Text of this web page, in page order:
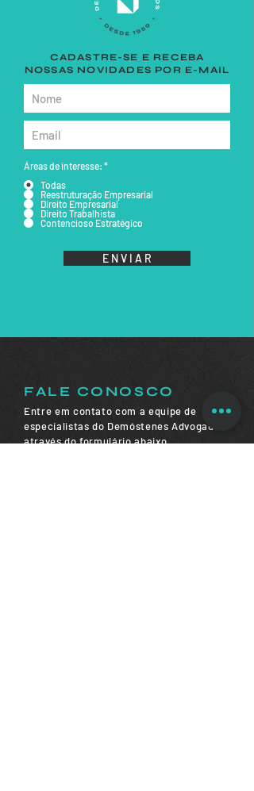
CADASTRE-SE E RECEBA
NOSSAS NOVIDADES POR E-MAIL
Áreas de interesse: *
Todas
Reestruturação Empresarial
Direito Empresarial
Direito Trabalhista
Contencioso Estratégico
E N V I A R
FALE CONOSCO
Entre em contato com a equipe de
especialistas do Demóstenes Advogados
através do formulário abaixo.